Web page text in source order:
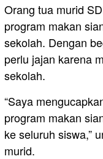
Orang tua murid
program makan
sekolah. Dengan
perlu jajan karena
sekolah.
“Saya
program makan
ke seluruh siswa,”
murid.